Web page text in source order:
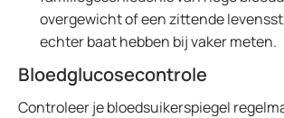
overgewicht of een zittende
echter baat hebben bij vaker meten.
Bloedglucosecontrole
Controleer je bloedsuikerspiegel